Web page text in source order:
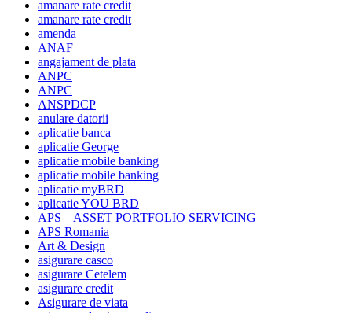
amanare rate credit
amanare rate credit
amenda
ANAF
angajament de plata
ANPC
ANPC
ANSPDCP
anulare datorii
aplicatie banca
aplicatie George
aplicatie mobile banking
aplicatie mobile banking
aplicatie myBRD
aplicatie YOU BRD
APS – ASSET PORTFOLIO SERVICING
APS Romania
Art & Design
asigurare casco
asigurare Cetelem
asigurare credit
Asigurare de viata